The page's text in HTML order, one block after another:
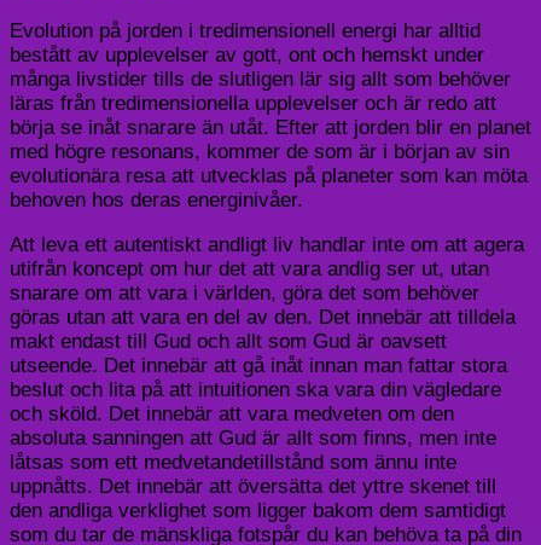
Evolution på jorden i tredimensionell energi har alltid
bestått av upplevelser av gott, ont och hemskt under
många livstider tills de slutligen lär sig allt som behöver
läras från tredimensionella upplevelser och är redo att
börja se inåt snarare än utåt. Efter att jorden blir en planet
med högre resonans, kommer de som är i början av sin
evolutionära resa att utvecklas på planeter som kan möta
behoven hos deras energinivåer.
Att leva ett autentiskt andligt liv handlar inte om att agera
utifrån koncept om hur det att vara andlig ser ut, utan
snarare om att vara i världen, göra det som behöver
göras utan att vara en del av den. Det innebär att tilldela
makt endast till Gud och allt som Gud är oavsett
utseende. Det innebär att gå inåt innan man fattar stora
beslut och lita på att intuitionen ska vara din vägledare
och sköld. Det innebär att vara medveten om den
absoluta sanningen att Gud är allt som finns, men inte
låtsas som ett medvetandetillstånd som ännu inte
uppnåtts. Det innebär att översätta det yttre skenet till
den andliga verklighet som ligger bakom dem samtidigt
som du tar de mänskliga fotspår du kan behöva ta på din